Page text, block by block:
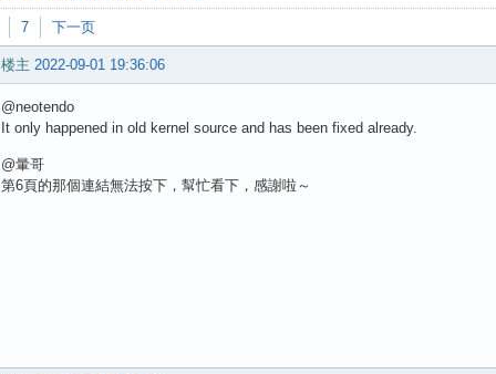
7 下一页
楼主 2022-09-01 19:36:06
@neotendo
It only happened in old kernel source and has been fixed already.
@暈哥
第6頁的那個連結無法按下，幫忙看下，感謝啦～